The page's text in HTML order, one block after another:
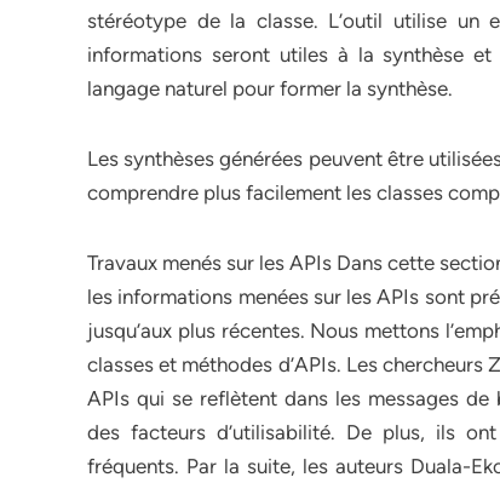
stéréotype de la classe. L’outil utilise un
informations seront utiles à la synthèse
langage naturel pour former la synthèse.
Les synthèses générées peuvent être
comprendre plus facilement les classes
Travaux menés sur les APIs Dans cette
les informations menées sur les APIs sont
jusqu’aux plus récentes. Nous mettons
classes et méthodes d’APIs. Les
APIs qui se reflètent dans les messages
des facteurs d’utilisabilité. De plus, ils
fréquents. Par la suite, les auteurs Duala-